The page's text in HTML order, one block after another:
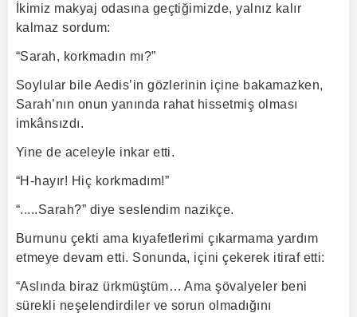
İkimiz makyaj odasına geçtiğimizde, yalnız kalır
kalmaz sordum:
“Sarah, korkmadın mı?”
Soylular bile Aedis’in gözlerinin içine bakamazken,
Sarah’nın onun yanında rahat hissetmiş olması
imkânsızdı.
Yine de aceleyle inkar etti.
“H-hayır! Hiç korkmadım!”
“.....Sarah?” diye seslendim nazikçe.
Burnunu çekti ama kıyafetlerimi çıkarmama yardım
etmeye devam etti. Sonunda, içini çekerek itiraf etti:
“Aslında biraz ürkmüştüm… Ama şövalyeler beni
sürekli neşelendirdiler ve sorun olmadığını